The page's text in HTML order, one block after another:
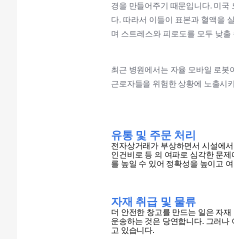
경을 만들어주기 때문입니다. 미국
다. 따라서 이들이 표본과 혈액을
며 스트레스와 피로도를 모두 낮출
최근 병원에서는 자율 모바일 로봇
근로자들을 위험한 상황에 노출시
유통 및 주문 처리
전자상거래가 부상하면서 시설에
인건비로 등 의 여파로 심각한 문
를 높일 수 있어 정확성을 높이고
자재 취급 및 물류
더 안전한 창고를 만드는 일은 자
운송하는 것은 당연합니다. 그러나
고 있습니다.